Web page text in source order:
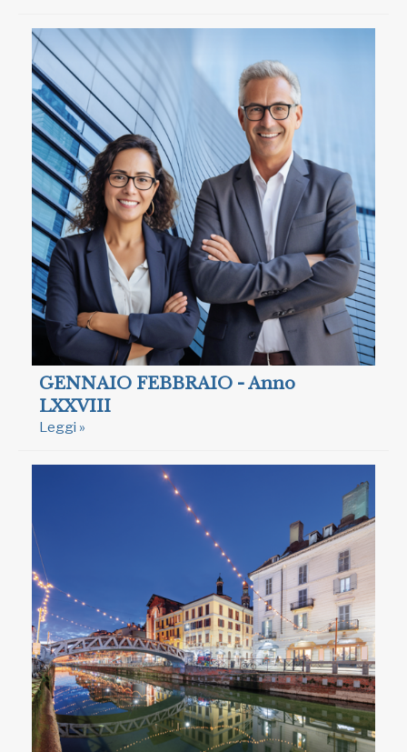
GENNAIO FEBBRAIO - Anno
LXXVIII
Leggi »